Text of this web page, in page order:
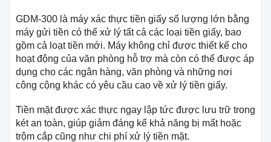
GDM-300 là máy xác thực tiền giấy số lượng lớn bằng
máy gửi tiền có thể xử lý tất cả các loại tiền giấy, bao
gồm cả loạt tiền mới. Máy không chỉ được thiết kế cho
hoạt động của văn phòng hỗ trợ mà còn có thể được áp
dụng cho các ngân hàng, văn phòng và những nơi
công cộng khác có yêu cầu cao về xử lý tiền giấy.
Tiền mặt được xác thực ngay lập tức được lưu trữ trong
két an toàn, giúp giảm đáng kể khả năng bị mất hoặc
trộm cắp cũng như chi phí xử lý tiền mặt.